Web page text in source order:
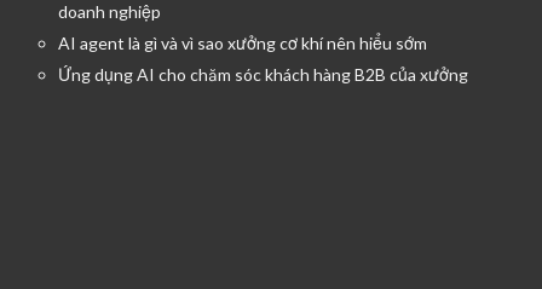
doanh nghiệp
AI agent là gì và vì sao xưởng cơ khí nên hiểu sớm
Ứng dụng AI cho chăm sóc khách hàng B2B của xưởng